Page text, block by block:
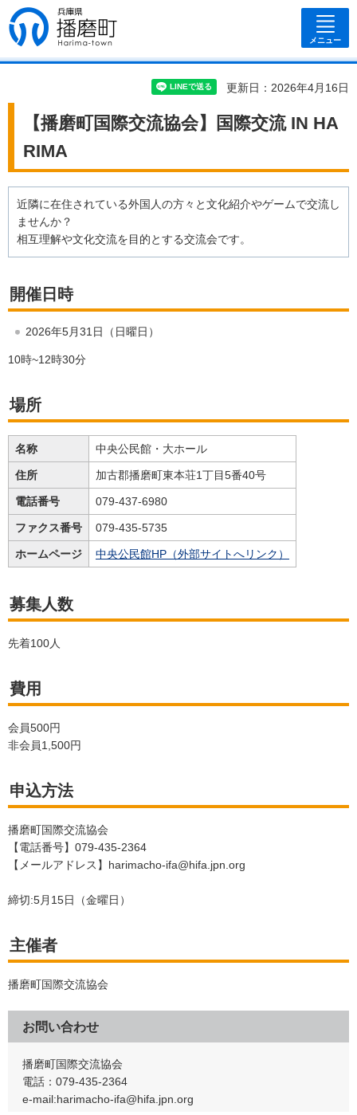
兵庫県 播磨
町
メニュー
更新日：2026年4月16日
【播磨町国際交流協会】国際交流 IN HA
RIMA
近隣に在住されている外国人の方々と文化紹介やゲームで交流し
ませんか？
相互理解や文化交流を目的とする交流会です。
開催日時
2026年5月31日（日曜日）
10時~12時30分
場所
名称 中央公民館・大ホール
住所 加古郡播磨町東本荘1丁目5番40号
電話番号 079-437-6980
ファクス番号 079-435-5735
ホームページ 中央公民館HP（外部サイトへリンク）
募集人数
先着100人
費用
会員500円
非会員1,500円
申込方法
播磨町国際交流協会
【電話番号】079-435-2364
【メールアドレス】harimacho-ifa@hifa.jpn.org
締切:5月15日（金曜日）
主催者
播磨町国際交流協会
お問い合わせ
播磨町国際交流協会
電話：079-435-2364
e-mail:harimacho-ifa@hifa.jpn.org